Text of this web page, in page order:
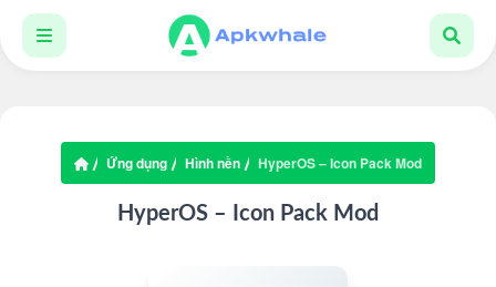
Ứng dụng Hình nền HyperOS – Icon Pack Mod
HyperOS – Icon Pack Mod